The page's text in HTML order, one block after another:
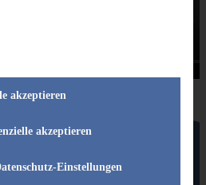
Es befinden sich keine
Einsätze in ganz
akzeptieren
akzeptieren
Einstellungen